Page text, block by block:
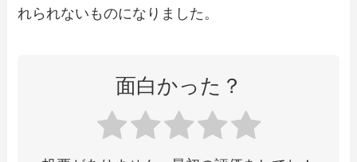
れられないものになりました。
面白かった？